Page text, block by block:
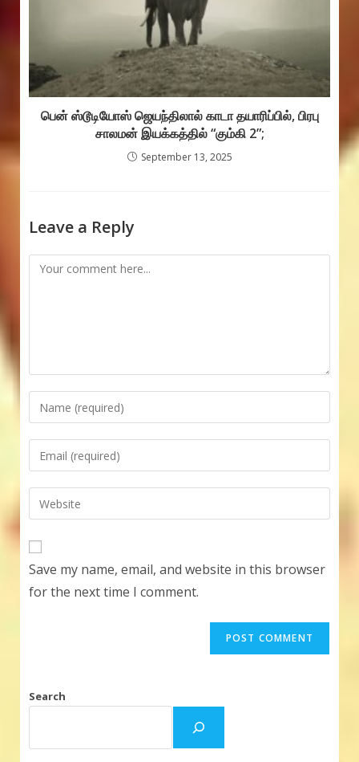
பென் ஸ்டூடியோஸ் ஜெயந்திலால் காடா தயாரிப்பில், பிரபு
சாலமன் இயக்கத்தில் “கும்கி 2”;
September 13, 2025
Leave a Reply
Comment
Enter
your
name
comment
Enter
your
email
address
comment
Enter
your
website
URL
(optional)
Save my name, email, and website in this browser
for the next time I comment.
Search